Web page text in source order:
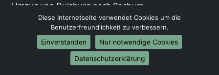
Umzug von Duisburg nach Bochum
Umzug von Duisburg nach Wuppertal
Umzug von Duisburg nach Bielefeld
Umzug von Duisburg nach Bonn
Umzug von Duisburg nach Münster
Diese Internetseite verwendet Cookies um die
Benutzerfreundlichkeit zu verbessern.
Einverstanden
Nur notwendige Cookies
Datenschutzerklärung